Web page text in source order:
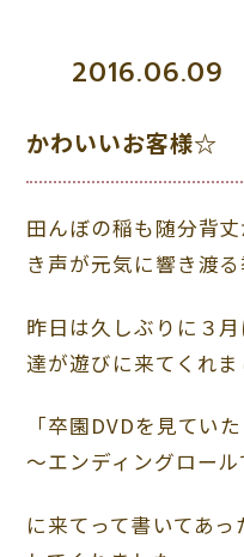
2016.06.09
かわいいお客様☆
田んぼの稲も随分背
き声が元気に響き渡る
昨日は久しぶりに３
達が遊びに来てくれま
「卒園DVDを見てい
～エンディングロー
に来てって書いて